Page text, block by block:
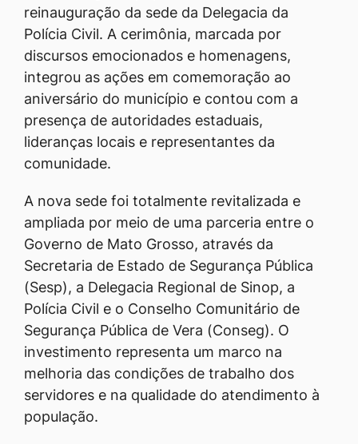
reinauguração da sede da Delegacia da
Polícia Civil. A cerimônia, marcada por
discursos emocionados e homenagens,
integrou as ações em comemoração ao
aniversário do município e contou com a
presença de autoridades estaduais,
lideranças locais e representantes da
comunidade.
A nova sede foi totalmente revitalizada e
ampliada por meio de uma parceria entre o
Governo de Mato Grosso, através da
Secretaria de Estado de Segurança Pública
(Sesp), a Delegacia Regional de Sinop, a
Polícia Civil e o Conselho Comunitário de
Segurança Pública de Vera (Conseg). O
investimento representa um marco na
melhoria das condições de trabalho dos
servidores e na qualidade do atendimento à
população.